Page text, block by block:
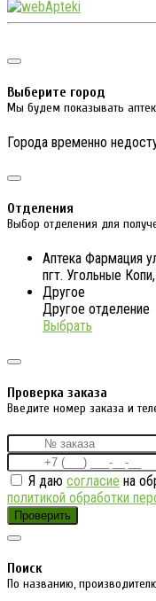
Выберите город
Мы будем показывать
Города временно
Отделения
Выбор отделения для
Аптека Фармация
пгт. Угольные
Другое
Другое отделение
Выбрать
Проверка заказа
Введите номер заказа и
Я даю согласие на
политикой обработки
Проверить
Поиск
По названию,